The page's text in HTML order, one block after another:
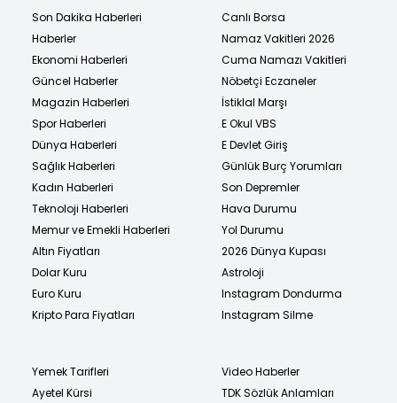
Son Dakika Haberleri
Haberler
Ekonomi Haberleri
Güncel Haberler
Magazin Haberleri
Spor Haberleri
Dünya Haberleri
Sağlık Haberleri
Kadın Haberleri
Teknoloji Haberleri
Memur ve Emekli Haberleri
Altın Fiyatları
Dolar Kuru
Euro Kuru
Kripto Para Fiyatları
Canlı Borsa
Namaz Vakitleri 2026
Cuma Namazı Vakitleri
Nöbetçi Eczaneler
İstiklal Marşı
E Okul VBS
E Devlet Giriş
Günlük Burç Yorumları
Son Depremler
Hava Durumu
Yol Durumu
2026 Dünya Kupası
Astroloji
Instagram Dondurma
Instagram Silme
Yemek Tarifleri
Ayetel Kürsi
Video Haberler
TDK Sözlük Anlamları